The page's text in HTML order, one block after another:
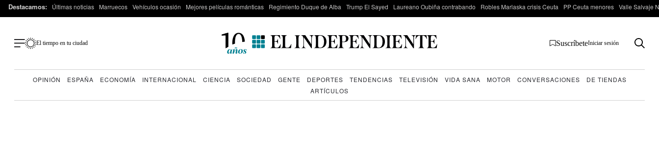
Destacamos: Últimas noticias Marruecos Vehículos ocasión Mejores películas románticas Regimiento Duque de Alba Trump El Sayed Laureano Oubiña contrabando Robles Marlaska crisis Ceuta PP Ceuta menores Valle Salvaje
El tiempo en tu ciudad SuscríbeteIniciar sesión
OPINIÓN ESPAÑA ECONOMÍA INTERNACIONAL CIENCIA SOCIEDAD GENTE DEPORTES TENDENCIAS TELEVISIÓN VIDA SANA MOTOR CONVERSACIONES
DE TIENDAS
ARTÍCULOS